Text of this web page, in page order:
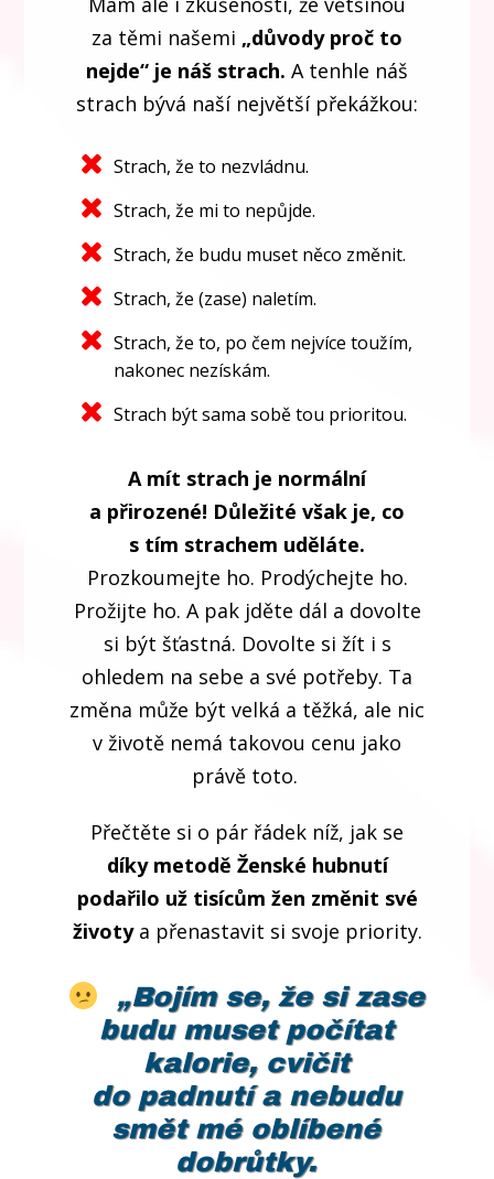
za těmi našemi „důvody proč to
nejde“ je náš strach. A tenhle náš
strach bývá naší největší překážkou:
Strach, že to nezvládnu.
Strach, že mi to nepůjde.
Strach, že budu muset něco změnit.
Strach, že (zase) naletím.
Strach, že to, po čem nejvíce toužím,
nakonec nezískám.
Strach být sama sobě tou prioritou.
A mít strach je normální
a přirozené! Důležité však je, co
s tím strachem uděláte.
Prozkoumejte ho. Prodýchejte ho.
Prožijte ho. A pak jděte dál a dovolte
si být šťastná. Dovolte si žít i s
ohledem na sebe a své potřeby. Ta
změna může být velká a těžká, ale nic
v životě nemá takovou cenu jako
právě toto.
Přečtěte si o pár řádek níž, jak se
díky metodě Ženské hubnutí
podařilo už tisícům žen změnit své
životya přenastavit si svoje priority.
„Bojím se, že si zase
budu muset počítat
kalorie, cvičit
do padnutí a nebudu
smět mé oblíbené
dobrůtky.